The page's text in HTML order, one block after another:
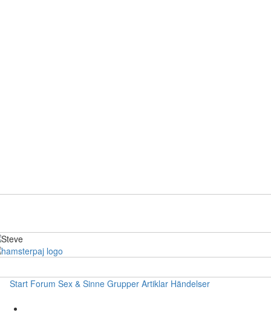
Start Forum Sex & Sinne Grupper Artiklar Händelser